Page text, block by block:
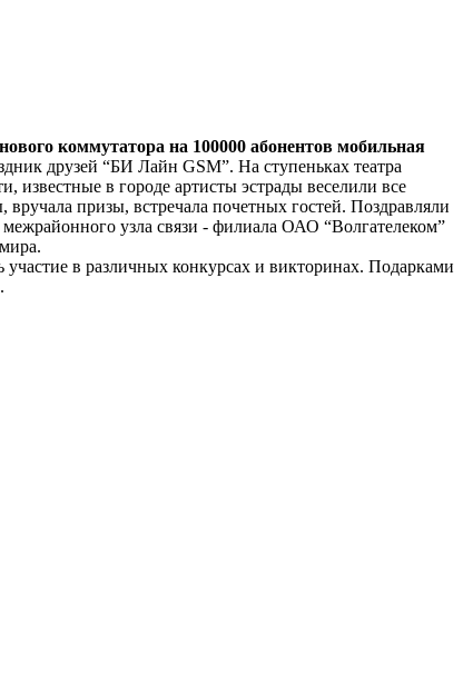
коммутатора на 100000 абонентов мобильная
друзей “БИ Лайн GSM”. На ступеньках театра
в городе артисты эстрады веселили все
призы, встречала почетных гостей. Поздравляли
узла связи - филиала ОАО “Волгателеком”
в различных конкурсах и викторинах. Подарками